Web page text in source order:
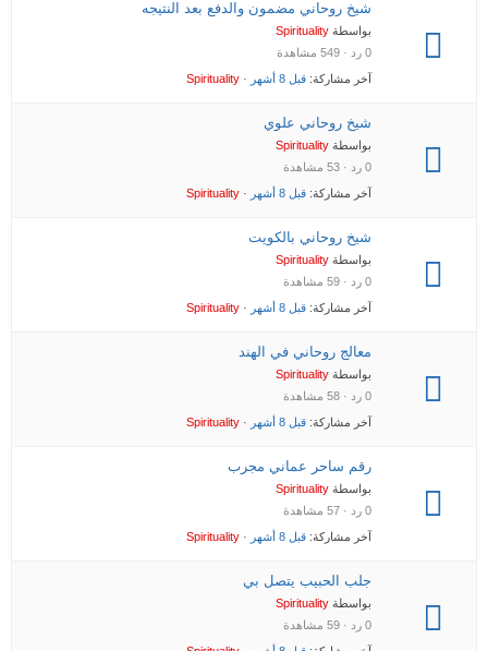
شيخ روحاني مضمون والدفع بعد النتيجه
بواسطة Spirituality
0 رد · 549 مشاهدة
آخر مشاركة: قبل 8 أشهر ·
Spirituality
شيخ روحاني علوي
بواسطة Spirituality
0 رد · 53 مشاهدة
آخر مشاركة: قبل 8 أشهر ·
Spirituality
شيخ روحاني بالكويت
بواسطة Spirituality
0 رد · 59 مشاهدة
آخر مشاركة: قبل 8 أشهر ·
Spirituality
معالج روحاني في الهند
بواسطة Spirituality
0 رد · 58 مشاهدة
آخر مشاركة: قبل 8 أشهر ·
Spirituality
رقم ساحر عماني مجرب
بواسطة Spirituality
0 رد · 57 مشاهدة
آخر مشاركة: قبل 8 أشهر ·
Spirituality
جلب الحبيب يتصل بي
بواسطة Spirituality
0 رد · 59 مشاهدة